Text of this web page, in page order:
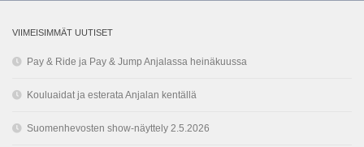
VIIMEISIMMÄT UUTISET
Pay & Ride ja Pay & Jump Anjalassa heinäkuussa
Kouluaidat ja esterata Anjalan kentällä
Suomenhevosten show-näyttely 2.5.2026